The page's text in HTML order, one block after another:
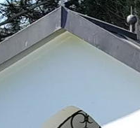
Chiemsee &
Aktivitäten für die Familie
Orte